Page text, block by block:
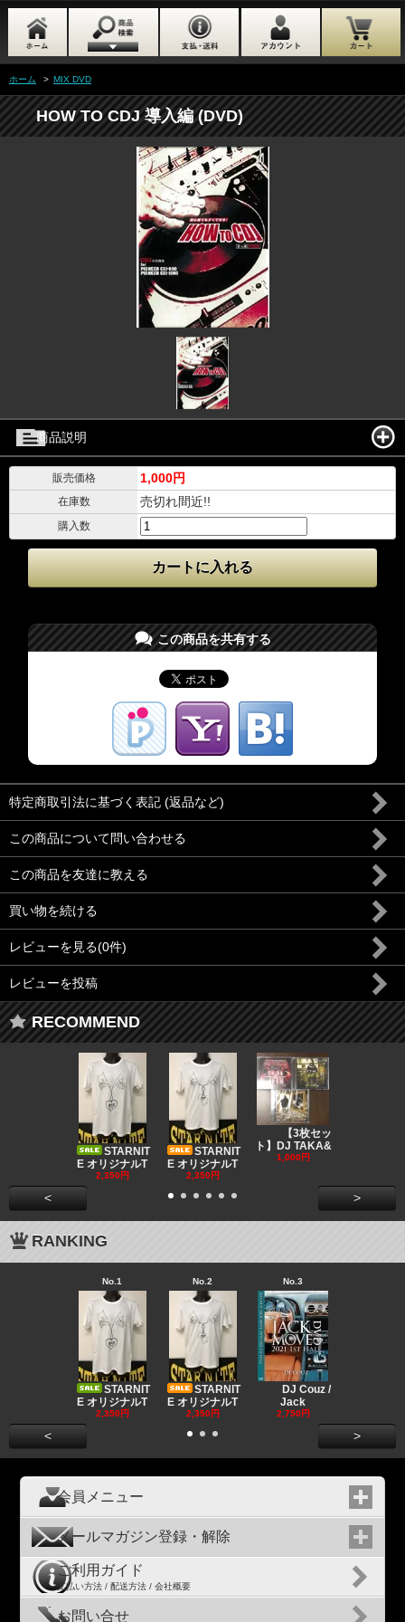
ホーム > MIX DVD
HOW TO CDJ 導入編 (DVD)
商品説明
販売価格 1,000円
在庫数 売切れ間近!!
購入数
この商品を共有する
特定商取引法に基づく表記 (返品など)
この商品について問い合わせる
この商品を友達に教える
買い物を続ける
レビューを見る(0件)
レビューを投稿
RECOMMEND
STARNIT
E オリジナルT
2,350円
STARNIT
E オリジナルT
2,350円
【3枚セッ
ト】DJ TAKA&
1,000円
< >
RANKING
No.1
STARNIT
E オリジナルT
2,350円
No.2
STARNIT
E オリジナルT
2,350円
No.3
DJ Couz /
Jack
2,750円
< >
会員メニュー
メールマガジン登録・解除
ご利用ガイド
支払い方法 / 配送方法 / 会社概要
お問い合せ